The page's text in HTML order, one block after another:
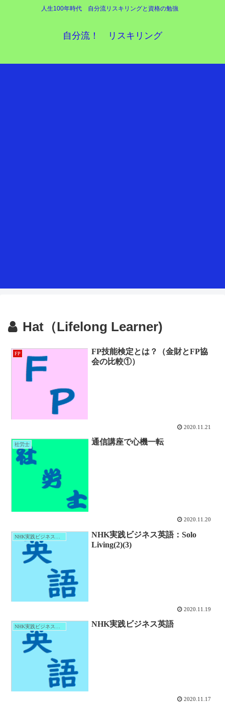
人生100年時代 自分流リスキリングと資格の勉強
自分流！ リスキリング
Hat（Lifelong Learner)
FP
FP技能検定とは？（金財とFP協
会の比較①）
2020.11.21
社労士 通信講座で心機一転
2020.11.20
NHK実践ビジネス英語：Solo
Living(2)(3)
2020.11.19
NHK実践ビジネス英語
2020.11.17